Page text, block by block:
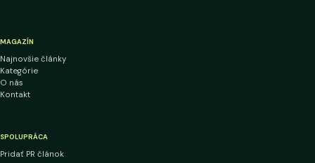
MAGAZÍN
Najnovšie články
Kategórie
O nás
Kontakt
SPOLUPRÁCA
Pridať PR článok